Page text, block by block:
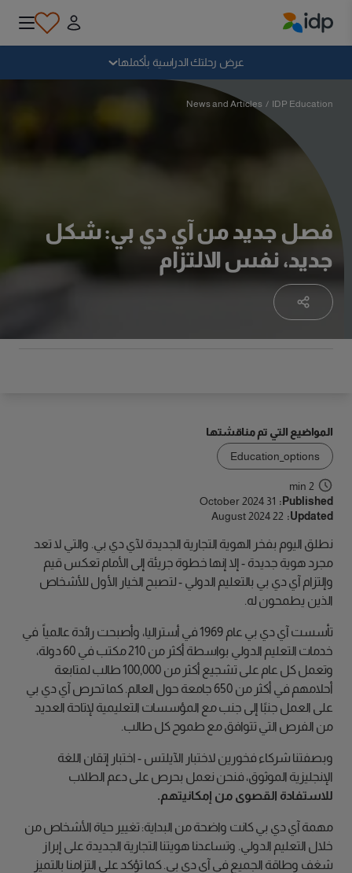
عرض رحلتك الدراسية بأكملها
لماذا الدراسة بالخارج؟
أين وماذا أدرس؟
كيف يمكنني التقديم؟
بعد الحصول على عرض
الاستعداد للمغادرة
سقوط
IDP Education
/
News and Articles
فصل جديد من آي دي بي: شكل
جديد، نفس الالتزام
المواضيع التي تم مناقشتها
Education_options
2 min
Published:
31 October 2024
Updated:
22 August 2024
نطلق اليوم بفخر الهوية التجارية الجديدة لآي دي بي. والتي لا تعد
مجرد هوية جديدة - إلا إنها خطوة جريئة إلى الأمام تعكس قيم
وإلتزام آي دي بي بالتعليم الدولي - لتصبح الخيار الأول للأشخاص
الذين يطمحون له.
تأسست آي دي بي عام 1969 في أستراليا، وأصبحت رائدة عالمياً في
خدمات التعليم الدولي بواسطة أكثر من 210 مكتب في 60 دولة،
وتعمل كل عام على تشجيع أكثر من 100,000 طالب لمتابعة
أحلامهم في أكثر من 650 جامعة حول العالم. كما تحرص آي دي بي
على العمل جنبًا إلى جنب مع المؤسسات التعليمية لإتاحة العديد
من الفرص التي تتوافق مع طموح كل طالب.
وبصفتنا شركاء فخورين لاختبار الآيلتس - اختبار إتقان اللغة
الإنجليزية الموثوق، فنحن نعمل بحرص على دعم الطلاب
للاستفادة القصوى من إمكانيتهم.
مهمة آي دي بي كانت واضحة من البداية: تغيير حياة الأشخاص من
خلال التعليم الدولي. وتساعدنا هويتنا التجارية الجديدة على إبراز
شغف وطاقة الجميع في آي دي بي. كما تؤكد على التزامنا بالتميز